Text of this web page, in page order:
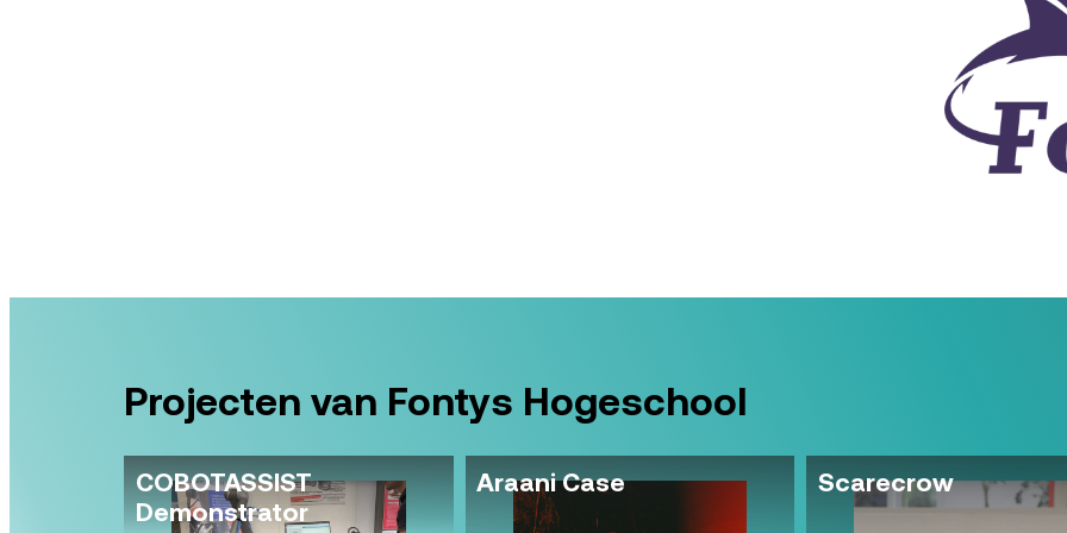
Projecten van Fontys Hogeschool
COBOTASSIST
Demonstrator
Araani Case Scarecrow